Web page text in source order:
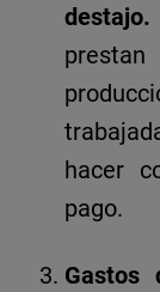
destajo.
hacer
pago.
Gastos